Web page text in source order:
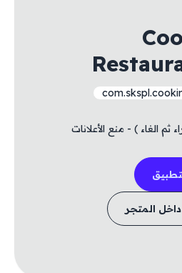
الغاء ) - منع الأعلانات
المتجر